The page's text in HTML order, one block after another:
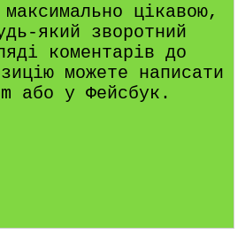
цікавою,
який зворотний
коментарів до
можете написати
або у Фейсбук.